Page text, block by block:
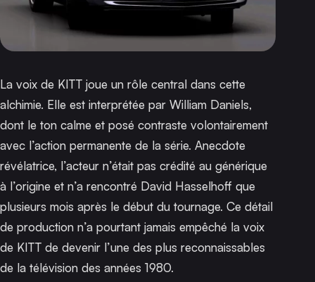
La voix de KITT joue un rôle central dans cette
alchimie. Elle est interprétée par William Daniels,
dont le ton calme et posé contraste volontairement
avec l’action permanente de la série. Anecdote
révélatrice, l’acteur n’était pas crédité au générique
à l’origine et n’a rencontré David Hasselhoff que
plusieurs mois après le début du tournage. Ce détail
de production n’a pourtant jamais empêché la voix
de KITT de devenir l’une des plus reconnaissables
de la télévision des années 1980.